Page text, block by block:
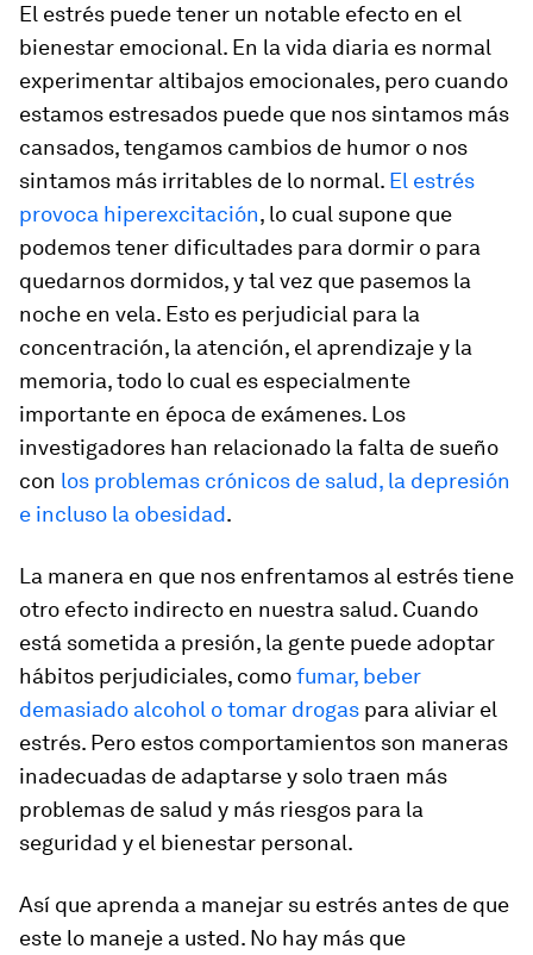
El estrés puede tener un notable efecto en el
bienestar emocional. En la vida diaria es normal
experimentar altibajos emocionales, pero cuando
estamos estresados puede que nos sintamos más
cansados, tengamos cambios de humor o nos
sintamos más irritables de lo normal. El estrés
provoca hiperexcitación, lo cual supone que
podemos tener dificultades para dormir o para
quedarnos dormidos, y tal vez que pasemos la
noche en vela. Esto es perjudicial para la
concentración, la atención, el aprendizaje y la
memoria, todo lo cual es especialmente
importante en época de exámenes. Los
investigadores han relacionado la falta de sueño
con los problemas crónicos de salud, la depresión
e incluso la obesidad.
La manera en que nos enfrentamos al estrés tiene
otro efecto indirecto en nuestra salud. Cuando
está sometida a presión, la gente puede adoptar
hábitos perjudiciales, comofumar, beber
demasiado alcohol o tomar drogas para aliviar el
estrés. Pero estos comportamientos son maneras
inadecuadas de adaptarse y solo traen más
problemas de salud y más riesgos para la
seguridad y el bienestar personal.
Así que aprenda a manejar su estrés antes de que
este lo maneje a usted. No hay más que